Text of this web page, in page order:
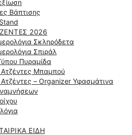
Βάπτισης
2026
Σκληρόδετα
Σπιράλ
Πυραμίδα
Ατζέντες Μπαμπού
– Organizer Υφασμάτινα
ΕΊΔΗ